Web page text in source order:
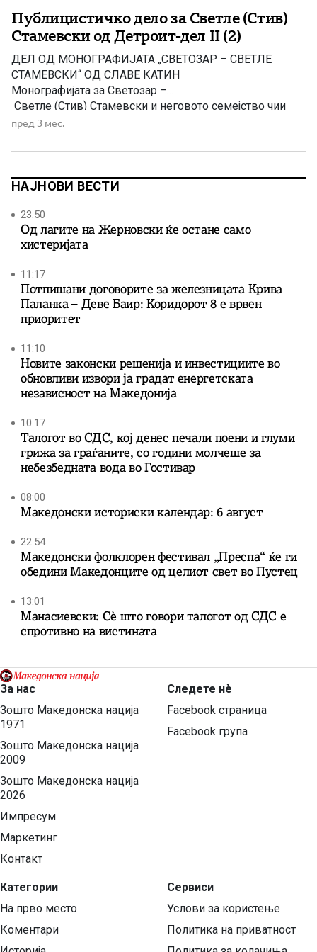
Публицистичко дело за Светле (Стив)
Стамевски од Детроит-дел II (2)
ДЕЛ ОД МОНОГРАФИЈАТА „СВЕТОЗАР – СВЕТЛЕ
СТАМЕВСКИ“ ОД СЛАВЕ КАТИН
Монографијата за Светозар –
Светле (Стив) Стамевски и неговото семејство чии
корени се во селото Одри, Тетовско, а втората
во метрополата Детроит, ја подготви за печат авторот
делото го отпечати книгоиздателството „Македонска
македонски и на англиски јазик Делото „Стамевски“ е
значајна и […]
пред 3 мес.
НАЈНОВИ ВЕСТИ
23:50
Од лагите на Жерновски ќе остане само
хистеријата
11:17
Потпишани договорите за железницата Крива
Паланка – Деве Баир: Коридорот 8 е врвен
приоритет
11:10
Новите законски решенија и инвестициите во
обновливи извори ја градат енергетската
независност на Македонија
10:17
Талогот во СДС, кој денес печали поени и глуми
грижа за граѓаните, со години молчеше за
небезбедната вода во Гостивар
08:00
Македонски историски календар: 6 август
22:54
Македонски фолклорен фестивал „Преспа“ ќе ги
обедини Македонците од целиот свет во Пустец
13:01
Манасиевски: Сè што говори талогот од СДС е
спротивно на вистината
За нас
Зошто Македонска нација
1971
Зошто Македонска нација
2009
Зошто Македонска нација
2026
Импресум
Маркетинг
Контакт
Категории
На прво место
Коментари
Следете нѐ
Facebook страница
Facebook група
Сервиси
Услови за користење
Политика на приватност